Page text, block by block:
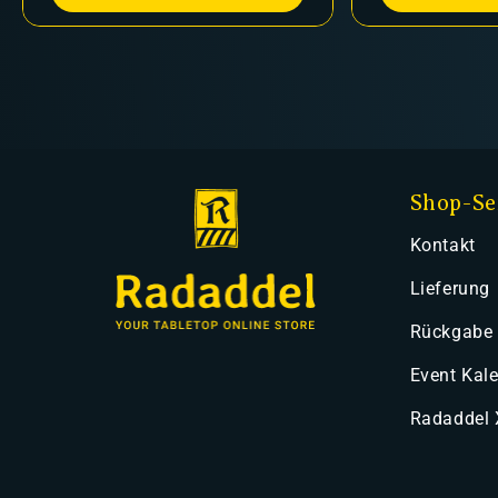
Shop-
Kontakt
Lieferung
Event
Radaddel